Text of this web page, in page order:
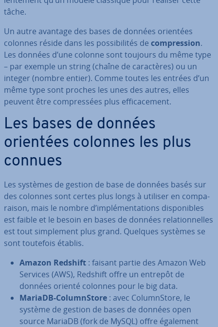
tâche.
Un autre avantage des bases de données orientées
colonnes réside dans les pos­si­bi­li­tés de com­pres­sion.
Les données d’une colonne sont toujours du même type
– par exemple un string (chaîne de ca­rac­tères) ou un
integer (nombre entier). Comme toutes les entrées d’un
même type sont proches les unes des autres, elles
peuvent être com­pres­sées plus ef­fi­ca­ce­ment.
Les bases de données
orientées colonnes les plus
connues
Les systèmes de gestion de base de données basés sur
des colonnes sont certes plus longs à utiliser en com­pa­
rai­son, mais le nombre d’im­plé­men­ta­tions dis­po­nibles
est faible et le besoin en bases de données re­la­tion­nelles
est tout sim­ple­ment plus grand. Quelques systèmes se
sont toutefois établis.
Amazon Redshift : faisant partie des Amazon Web
Services (AWS), Redshift offre un entrepôt de
données orienté colonnes pour le big data.
MariaDB-Co­lumnS­tore : avec Co­lumnS­tore, le
système de gestion de bases de données open
source MariaDB (fork de MySQL) offre également